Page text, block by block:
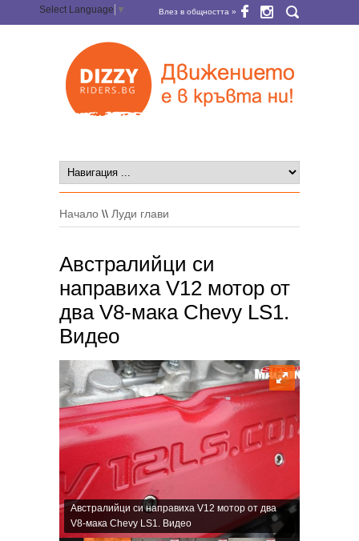
Select Language ▼ Влез в общността »
Начало \\ Луди глави
Австралийци си
направиха V12 мотор от
два V8-мака Chevy LS1.
Видео
Австралийци си направиха V12 мотор от два
V8-мака Chevy LS1. Видео